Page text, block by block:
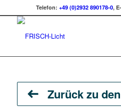
Telefon: +49 (0)2932 890178-0,
Zurück zu